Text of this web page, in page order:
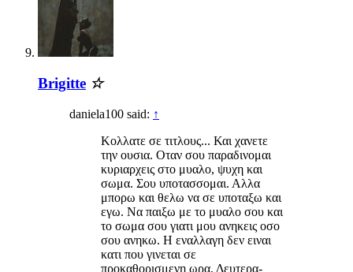
Brigitte ☆
daniela100 said: ↑
Κολλατε σε τιτλους... Και χανετε
την ουσια. Οταν σου παραδινομαι
κυριαρχεις στο μυαλο, ψυχη και
σωμα. Σου υποτασσομαι. Αλλα
μπορω και θελω να σε υποταξω και
εγω. Να παιξω με το μυαλο σου και
το σωμα σου γιατι μου ανηκεις οσο
σου ανηκω. Η εναλλαγη δεν ειναι
κατι που γινεται σε
προκαθορισμενη ωρα. Δευτερα-